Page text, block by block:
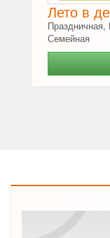
Лето в
Семейная